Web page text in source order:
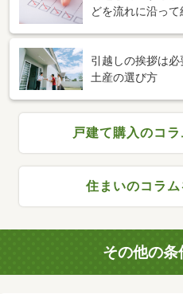
どを流れに沿って
引越しの挨拶は
土産の選び方
戸建て購入のコ
住まいのコラ
その他の